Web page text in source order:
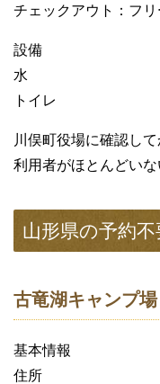
チェックアウト：フリ
設備
水
トイレ
川俣町役場に確認し
利用者がほとんどいな
山形県の予約
古竜湖キャンプ場
基本情報
住所